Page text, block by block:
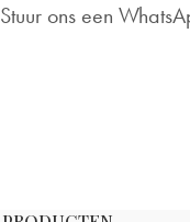
Stuur ons een